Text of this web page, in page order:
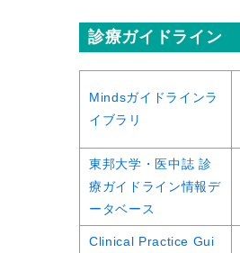
診療ガイドライン
Mindsガイドラインラ
イブラリ
東邦大学・医中誌 診
療ガイドライン情報デ
ータベース
Clinical Practice Gui